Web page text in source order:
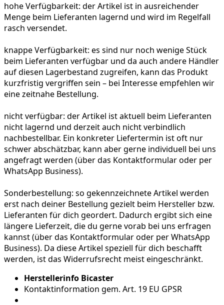
hohe Verfügbarkeit: der Artikel ist in ausreichender
Menge beim Lieferanten lagernd und wird im Regelfall
rasch versendet.
knappe Verfügbarkeit: es sind nur noch wenige Stück
beim Lieferanten verfügbar und da auch andere Händler
auf diesen Lagerbestand zugreifen, kann das Produkt
kurzfristig vergriffen sein – bei Interesse empfehlen wir
eine zeitnahe Bestellung.
nicht verfügbar: der Artikel ist aktuell beim Lieferanten
nicht lagernd und derzeit auch nicht verbindlich
nachbestellbar. Ein konkreter Liefertermin ist oft nur
schwer abschätzbar, kann aber gerne individuell bei uns
angefragt werden (über das Kontaktformular oder per
WhatsApp Business).
Sonderbestellung: so gekennzeichnete Artikel werden
erst nach deiner Bestellung gezielt beim Hersteller bzw.
Lieferanten für dich geordert. Dadurch ergibt sich eine
längere Lieferzeit, die du gerne vorab bei uns erfragen
kannst (über das Kontaktformular oder per WhatsApp
Business). Da diese Artikel speziell für dich beschafft
werden, ist das Widerrufsrecht meist eingeschränkt.
Herstellerinfo Bicaster
Kontaktinformation gem. Art. 19 EU GPSR